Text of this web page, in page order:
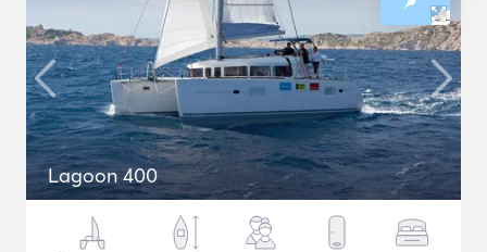
Lagoon 400